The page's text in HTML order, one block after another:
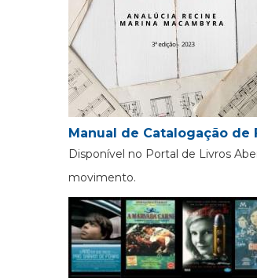
Manual de Catalogação de
Disponível no Portal de Livros
movimento.